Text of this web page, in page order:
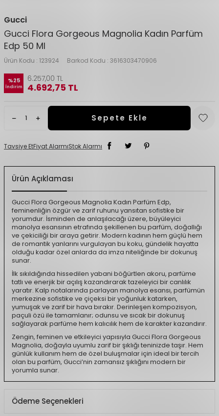
Gucci
Gucci Flora Gorgeous Magnolia Kadın Parfüm
Edp 50 Ml
Ürün Kodu : 123924 Barkod Kodu : 3616303470906
%25
İndirim
6.257,00 TL
4.692,75 TL
Sepete Ekle
Tavsiye EtFiyat AlarmıStok Alarmı
Ürün Açıklaması
Gucci Flora Gorgeous Magnolia Kadın Parfüm Edp,
feminenliğin özgür ve zarif ruhunu yansıtan sofistike bir
yorumdur. İsminden de anlaşılacağı üzere, büyüleyici
manolya esansının etrafında şekillenen bu parfüm, doğallığı
ve çekiciliği bir araya getirir. Modern kadının hem güçlü hem
de romantik yanlarını vurgulayan bu koku, gündelik hayatta
olduğu kadar özel anlarda da imza niteliğinde bir dokunuş
sunar.
İlk sıkıldığında hissedilen yabani böğürtlen akoru, parfüme
tatlı ve enerjik bir açılış kazandırarak tazeleyici bir canlılık
yaratır. Kalp notalarında parlayan manolya esansı, parfümün
merkezine sofistike ve çiçeksi bir yoğunluk katarken,
yumuşak ve zarif bir hava bırakır. Derinleşen kompozisyon,
paçuli özü ile tamamlanır; odunsu ve sıcak bir dokunuş
sağlayarak parfüme hem kalıcılık hem de karakter kazandırır.
Zengin, feminen ve etkileyici yapısıyla Gucci Flora Gorgeous
Magnolia, doğayla uyumlu zarif bir şıklığı teninizde taşır. Hem
günlük kullanım hem de özel buluşmalar için ideal bir tercih
olan bu parfüm, Gucci’nin zamansız şıklığını modern bir
yorumla sunar.
Nota Yapısı:
Üst notalar:
Yabani Böğürtlen Akoru
Kalp notaları:Manolya Esansı
Ödeme Seçenekleri